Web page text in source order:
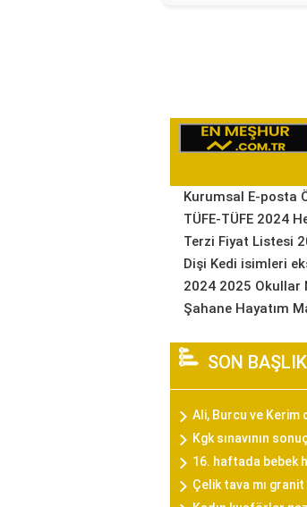
Kurumsal E-posta
TÜFE-TÜFE 2024
Terzi Fiyat Listesi
Dişi Kedi isimleri
2024 2025 Okullar
Şahane Hayatım
SON
Ali, Burcu ve Kerim
Kgk sınavının
16. haftada bebek
Çelik tava mı granit